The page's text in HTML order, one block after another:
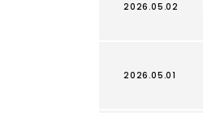
2026.05.02
2026.05.01